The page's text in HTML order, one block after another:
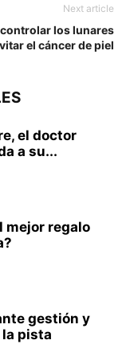
Next article
los lunares
el cáncer de piel
el doctor
a su...
mejor regalo
gestión y
pista